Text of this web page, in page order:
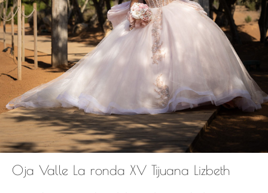
Oja Valle La ronda XV Tijuana Lizbeth